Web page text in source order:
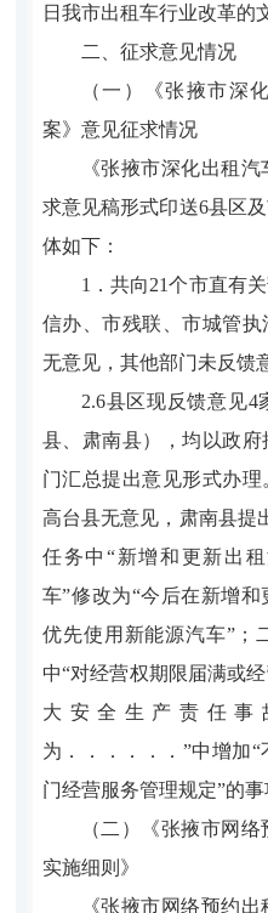
日我市出租车行业改革的
二、征求意见情况
（一）《张掖市深
案》意见征求情况
《张掖市深化出租
求意见稿形式印送6县区
体如下：
1．共向21个市直有
信办、市残联、市城管
无意见，其他部门未反馈
2.6县区现反馈意见4
县、肃南县），均以政
门汇总提出意见形式办理
高台县无意见，肃南县提
任务中“新增和更新出
车”修改为“今后在新增和
优先使用新能源汽车”；
中“对经营权期限届满或
大安全生产责任事
为．．．．．．”中增加
门经营服务管理规定”的事
（二）《张掖市网
实施细则》
《张掖市网络预约